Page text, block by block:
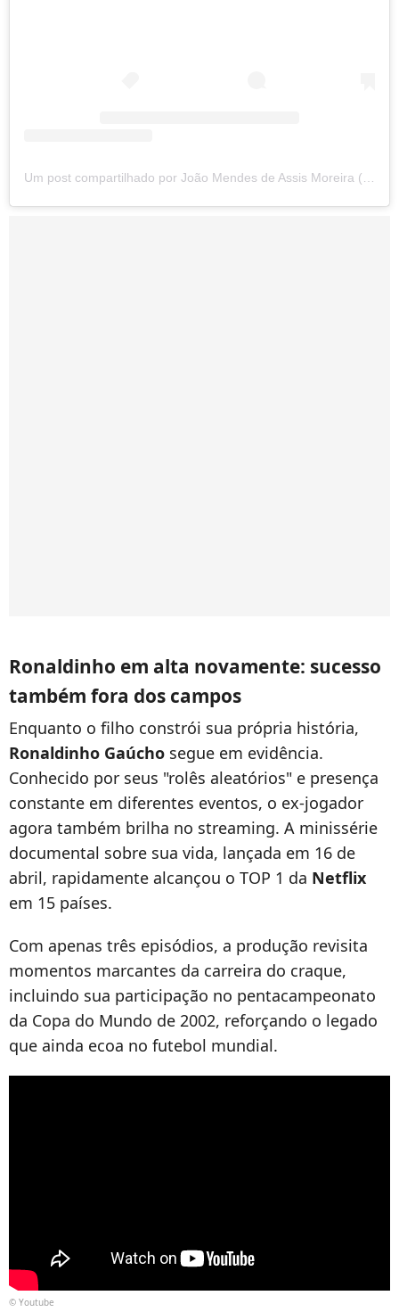
Um post compartilhado por João Mendes de Assis Moreira (@_mendesjoao_)
Ronaldinho em alta novamente: sucesso
também fora dos campos
Enquanto o filho constrói sua própria história,
Ronaldinho Gaúcho segue em evidência.
Conhecido por seus "rolês aleatórios" e presença
constante em diferentes eventos, o ex-jogador
agora também brilha no streaming. A minissérie
documental sobre sua vida, lançada em 16 de
abril, rapidamente alcançou o TOP 1 da Netflix
em 15 países.
Com apenas três episódios, a produção revisita
momentos marcantes da carreira do craque,
incluindo sua participação no pentacampeonato
da Copa do Mundo de 2002, reforçando o legado
que ainda ecoa no futebol mundial.
© Youtube